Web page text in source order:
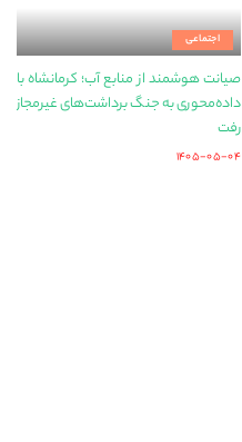
اجتماعی
صیانت هوشمند از منابع آب؛ کرمانشاه با
داده‌محوری به جنگ برداشت‌های غیرمجاز
رفت
۱۴۰۵-۰۵-۰۴